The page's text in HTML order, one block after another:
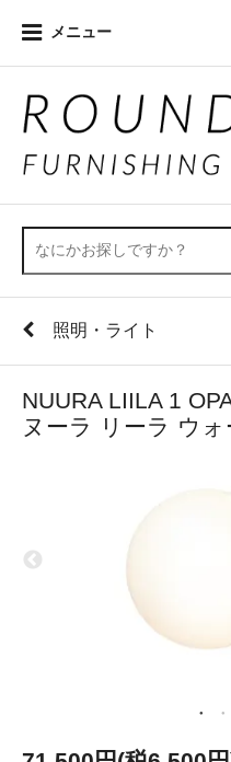
メニュー
照明・ライト
NUURA LIILA 1
ヌーラ リーラ ウ